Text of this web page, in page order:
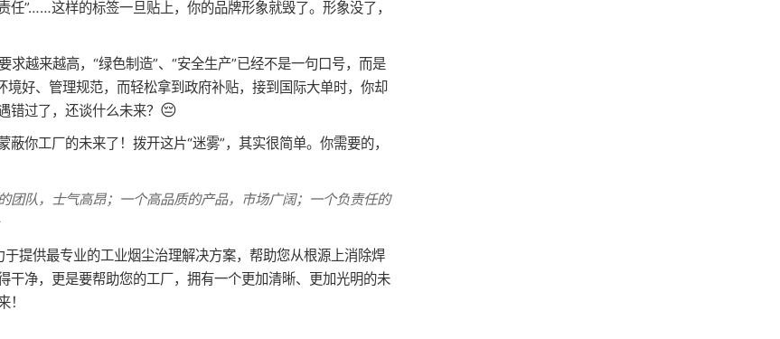
任”……这样的标签一旦贴上，你的品牌形象就毁了。形象没了，
求越来越高，“绿色制造”、“安全生产”已经不是一句口号，而是
好、管理规范，而轻松拿到政府补贴，接到国际大单时，你却
错过了，还谈什么未来？ 😔
你工厂的未来了！拨开这片“迷雾”，其实很简单。你需要的，
团队，士气高昂；一个高品质的产品，市场广阔；一个负责任的
提供最专业的工业烟尘治理解决方案，帮助您从根源上消除焊
净，更是要帮助您的工厂，拥有一个更加清晰、更加光明的未